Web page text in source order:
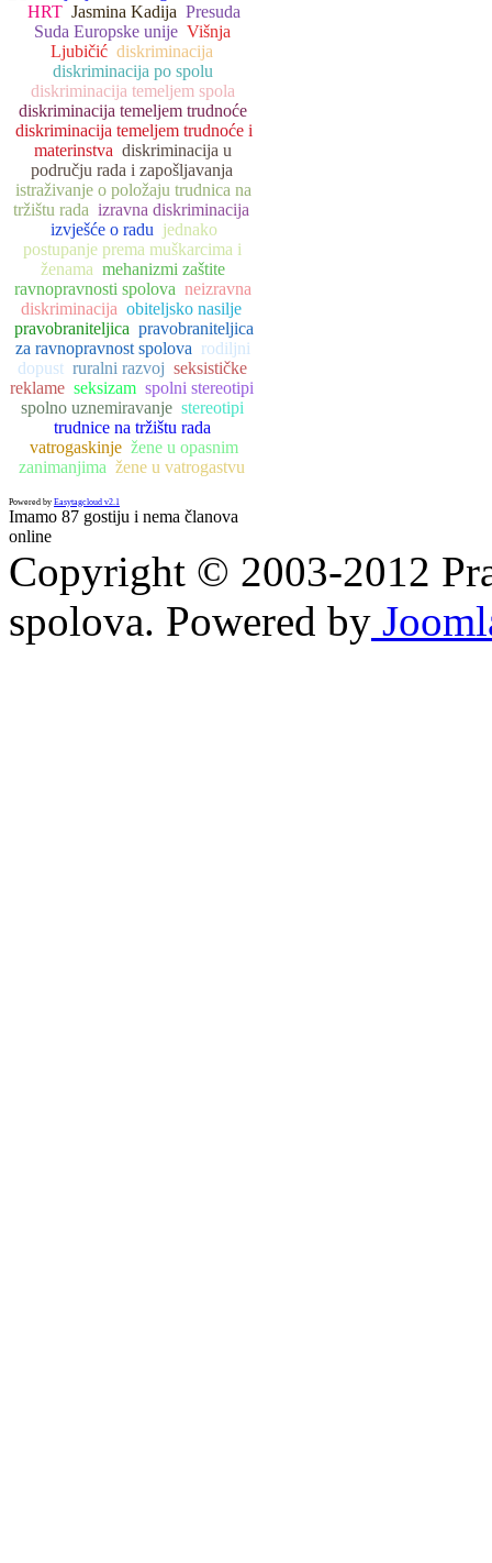
HRT Jasmina Kadija Presuda
Suda Europske unije Višnja
Ljubičić diskriminacija
diskriminacija po spolu
diskriminacija temeljem spola
diskriminacija temeljem trudnoće
diskriminacija temeljem trudnoće i
materinstva diskriminacija u
području rada i zapošljavanja
istraživanje o položaju trudnica na
tržištu rada izravna diskriminacija
izvješće o radu jednako
postupanje prema muškarcima i
ženama mehanizmi zaštite
ravnopravnosti spolova neizravna
diskriminacija obiteljsko nasilje
pravobraniteljica pravobraniteljica
za ravnopravnost spolova rodiljni
dopust ruralni razvoj seksističke
reklame seksizam spolni stereotipi
spolno uznemiravanje stereotipi
trudnice na tržištu rada
vatrogaskinje žene u opasnim
zanimanjima žene u vatrogastvu
Powered by Easytagcloud v2.1
Imamo 87 gostiju i nema članova
online
Copyright © 2003-2012
spolova. Powered by